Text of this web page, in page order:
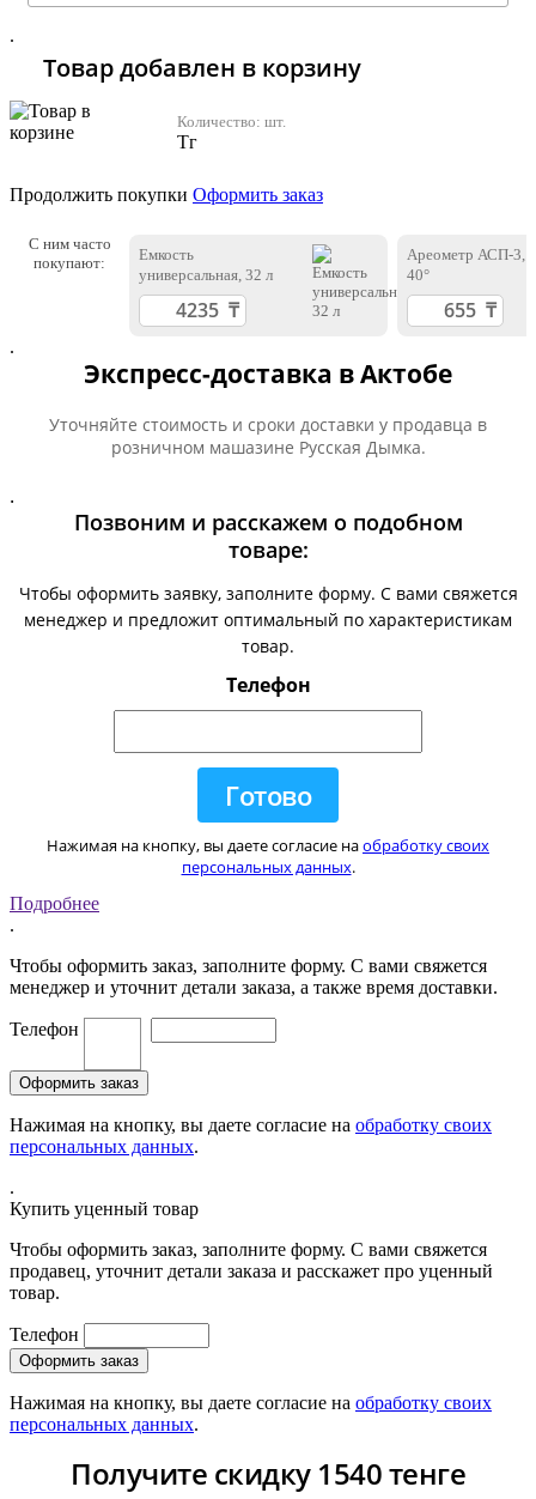
.
Товар добавлен в корзину
Количество: шт.
Тг
Продолжить покупки Оформить заказ
С ним часто
покупают:
Емкость
универсальная, 32 л
Ареометр АСП-3,
40°
.
Экспресс-доставка в Актобе
Уточняйте стоимость и сроки доставки у продавца в
розничном машазине Русская Дымка.
.
Позвоним и расскажем о подобном
товаре:
Чтобы оформить заявку, заполните форму. С вами свяжется
менеджер и предложит оптимальный по характеристикам
товар.
Телефон
Нажимая на кнопку, вы даете согласие наобработку своих
персональных данных.
Подробнее
.
Чтобы оформить заказ, заполните форму. С вами свяжется
менеджер и уточнит детали заказа, а также время доставки.
Телефон
Нажимая на кнопку, вы даете согласие на обработку своих
персональных данных.
.
Купить уценный товар
Чтобы оформить заказ, заполните форму. С вами свяжется
продавец, уточнит детали заказа и расскажет про уценный
товар.
Телефон
Нажимая на кнопку, вы даете согласие на обработку своих
персональных данных.
Получите скидку 1540 тенге